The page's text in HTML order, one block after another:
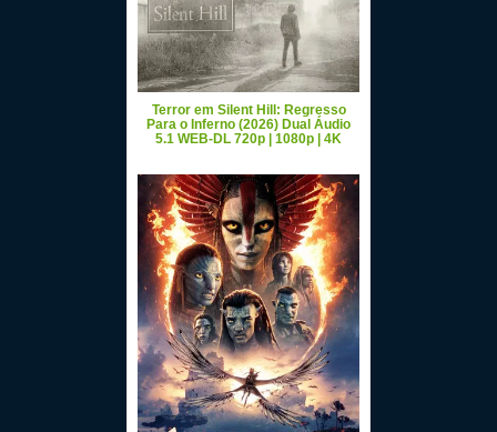
Terror em Silent Hill: Regresso
Para o Inferno (2026) Dual Áudio
5.1 WEB-DL 720p | 1080p | 4K